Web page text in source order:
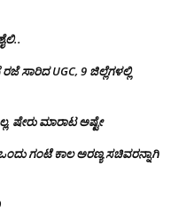
ಸಾರಿದ UGC, 9 ಜಿಲ್ಲೆಗಳಲ್ಲಿ
ಷೇರು ಮಾರಾಟ ಅಷ್ಟೇ
ಗಂಟೆ ಕಾಲ ಅರಣ್ಯ ಸಚಿವರನ್ನಾಗಿ